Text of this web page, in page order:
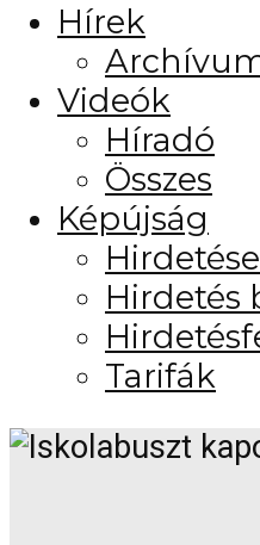
Hírek
Videók
Híradó
Összes
Képújság
Hirdetés
Tarifák